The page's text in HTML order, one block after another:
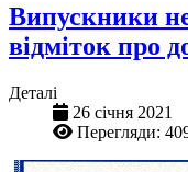
Випускники
відміток про
Деталі
26 січня 2021
Перегляди: